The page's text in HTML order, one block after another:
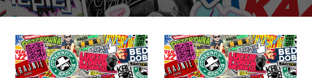
FAQs
Kontakt